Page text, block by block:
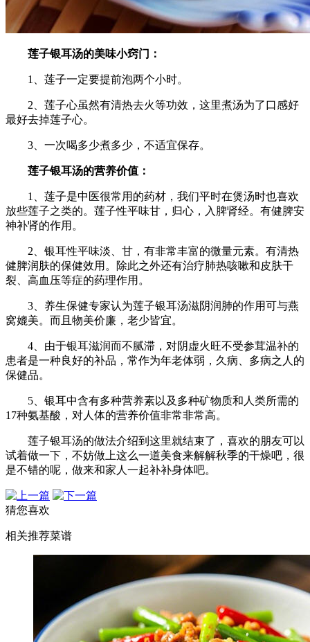
莲子银耳汤的美味小窍门：
1、莲子一定要提前泡两个小时。
2、莲子心虽然有清热去火等功效，这里煮汤为了口感好
最好去掉莲子心。
3、一次喝多少煮多少，不适宜保存。
莲子银耳汤的营养价值：
1、莲子是中医很常用的药材，我们平时在煲汤时也喜欢
放些莲子之类的。莲子性平味甘，归心，入脾肾经。有健脾安
神补肾的作用。
2、银耳性平味淡、甘，有非常丰富的微量元素。有清热
健脾润肤的保健效用。除此之外还有治疗肺热咳嗽和皮肤干
裂、高血压等症的药理作用。
3、养生保健专家认为莲子银耳汤滋阴润肺的作用可与燕
窝媲美。而且物美价廉，老少皆宜。
4、由于银耳滋润而不腻滞，对阴虚火旺不受参茸温补的
患者是一种良好的补品，常作为年老体弱，久病、多病之人的
保健品。
5、银耳中含有多种营养素以及多种矿物质和人类所需的
17种氨基酸，对人体的营养价值非常非常高。
莲子银耳汤的做法介绍到这里就结束了，喜欢的朋友可以
试着做一下，不妨做上这么一道美食来解解秋季的干燥吧，很
是不错的呢，做来和家人一起补补身体吧。
猜您喜欢
相关推荐菜谱